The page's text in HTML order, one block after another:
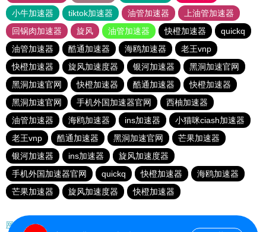
小牛加速器
tiktok加速器 油管加速器
上油管加速器
回锅肉加速器
旋风 油管加速器 快橙加速器
quickq
油管加速器
酷通加速器 海鸥加速器
老王vnp
快橙加速器
旋风加速度器 银河加速器
黑洞加速官网
黑洞加速官网
快橙加速器 酷通加速器
快橙加速器
黑洞加速官网
手机外国加速器官网
西柚加速器
油管加速器
海鸥加速器 ins加速器
小猫咪ciash加速器
老王vnp
酷通加速器 黑洞加速官网
芒果加速器
银河加速器
ins加速器
旋风加速度器
手机外国加速器官网
quickq 快橙加速器
海鸥加速器
芒果加速器
旋风加速度器 快橙加速器
网站地图